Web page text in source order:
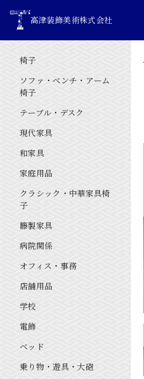
高津装飾美術株式会社
椅子
ソファ・ベンチ・アーム
椅子
テーブル・デスク
現代家具
和家具
家庭用品
クラシック・中華家具椅
子
籐製家具
病院関係
オフィス・事務
店舗用品
学校
電飾
ベッド
乗り物・遊具・大砲